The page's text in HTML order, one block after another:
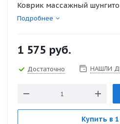
Коврик массажный
Подробнее
1 575 руб.
Достаточно НАШЛИ
Купить в